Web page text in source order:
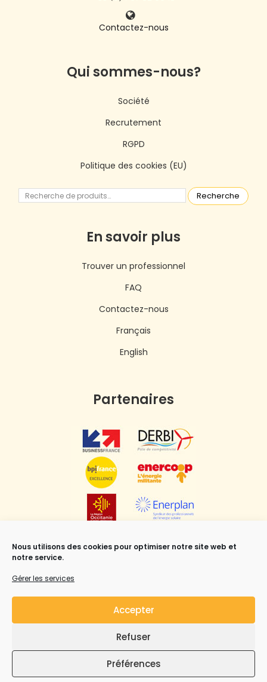
Nous utilisons des cookies pour optimiser notre site web et
notre service.
Gérer les services
Accepter
Refuser
Préférences
Contactez-nous
Qui sommes-nous?
Société
Recrutement
RGPD
Politique des cookies (EU)
Recherche
En savoir plus
Trouver un professionnel
FAQ
Contactez-nous
Français
English
Partenaires
Industry all rights reserved.